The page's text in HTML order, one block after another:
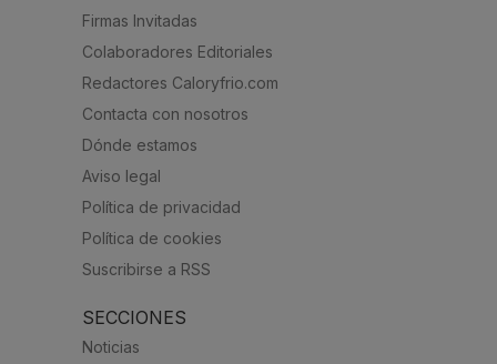
Firmas Invitadas
Colaboradores Editoriales
Redactores Caloryfrio.com
Contacta con nosotros
Dónde estamos
Aviso legal
Política de privacidad
Política de cookies
Suscribirse a RSS
SECCIONES
Noticias